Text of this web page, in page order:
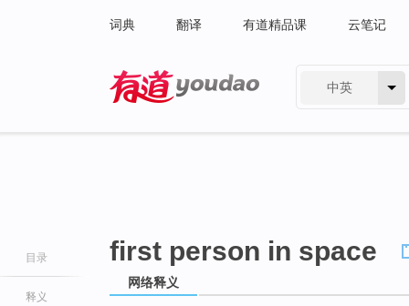
词典 翻译 有道精品课 云笔记
中英
目录
释义
first person in space
网络释义